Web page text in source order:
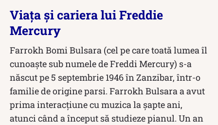
Viața și cariera lui Freddie
Mercury
Farrokh Bomi Bulsara (cel pe care toată lumea îl
cunoaște sub numele de Freddi Mercury) s-a
născut pe 5 septembrie 1946 în Zanzibar, într-o
familie de origine parsi. Farrokh Bulsara a avut
prima interacțiune cu muzica la șapte ani,
atunci când a început să studieze pianul. Un an